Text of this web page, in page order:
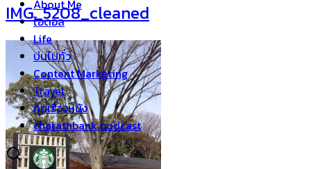
About Me
ไอดอล
Life
บ่นไปทั่ว
Content Marketing
Travel
คุยเรื่องหนัง
charathbank podcast
IMG_5208_cleaned